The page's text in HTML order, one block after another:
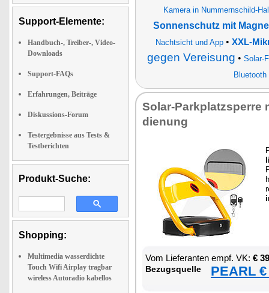
Support-Elemente:
Handbuch-, Treiber-, Video-
Downloads
Support-FAQs
Erfahrungen, Beiträge
Diskussions-Forum
Testergebnisse aus Tests &
Testberichten
Produkt-Suche:
Shopping:
Multimedia wasserdichte
Touch Wifi Airplay tragbar
wireless Autoradio kabellos
Kamera in Nummernschild-
Sonnenschutz mit
Nachtsicht und App• XXL-
gegen Vereisung • Solar-
Bluetooth
So­lar-Park­platz­sper­re
die­nung
Vom Lie­fe­ran­ten empf. VK: €
Be­zugs­quel­le PEARL